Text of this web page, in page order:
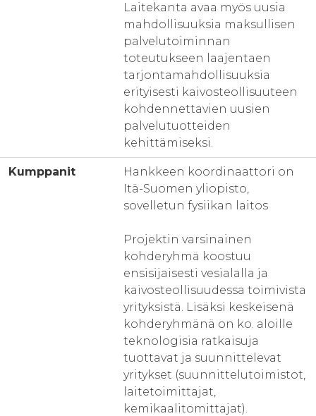
Laitekanta avaa myös uusia
mahdollisuuksia maksullisen
palvelutoiminnan
toteutukseen laajentaen
tarjontamahdollisuuksia
erityisesti kaivosteollisuuteen
kohdennettavien uusien
palvelutuotteiden
kehittämiseksi.
Kumppanit
Hankkeen koordinaattori on
Itä-Suomen yliopisto,
sovelletun fysiikan laitos
Projektin varsinainen
kohderyhmä koostuu
ensisijaisesti vesialalla ja
kaivosteollisuudessa toimivista
yrityksistä. Lisäksi keskeisenä
kohderyhmänä on ko. aloille
teknologisia ratkaisuja
tuottavat ja suunnittelevat
yritykset (suunnittelutoimistot,
laitetoimittajat,
kemikaalitomittajat).